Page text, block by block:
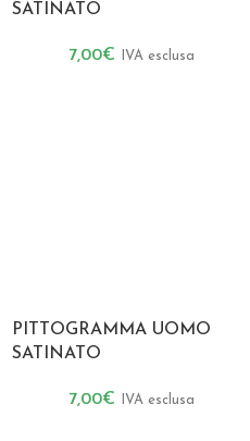
SATINATO
7,00€ IVA esclusa
PITTOGRAMMA UOMO
SATINATO
7,00€ IVA esclusa